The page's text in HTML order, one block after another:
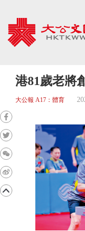
港81歲老將
大公報 A17：體育